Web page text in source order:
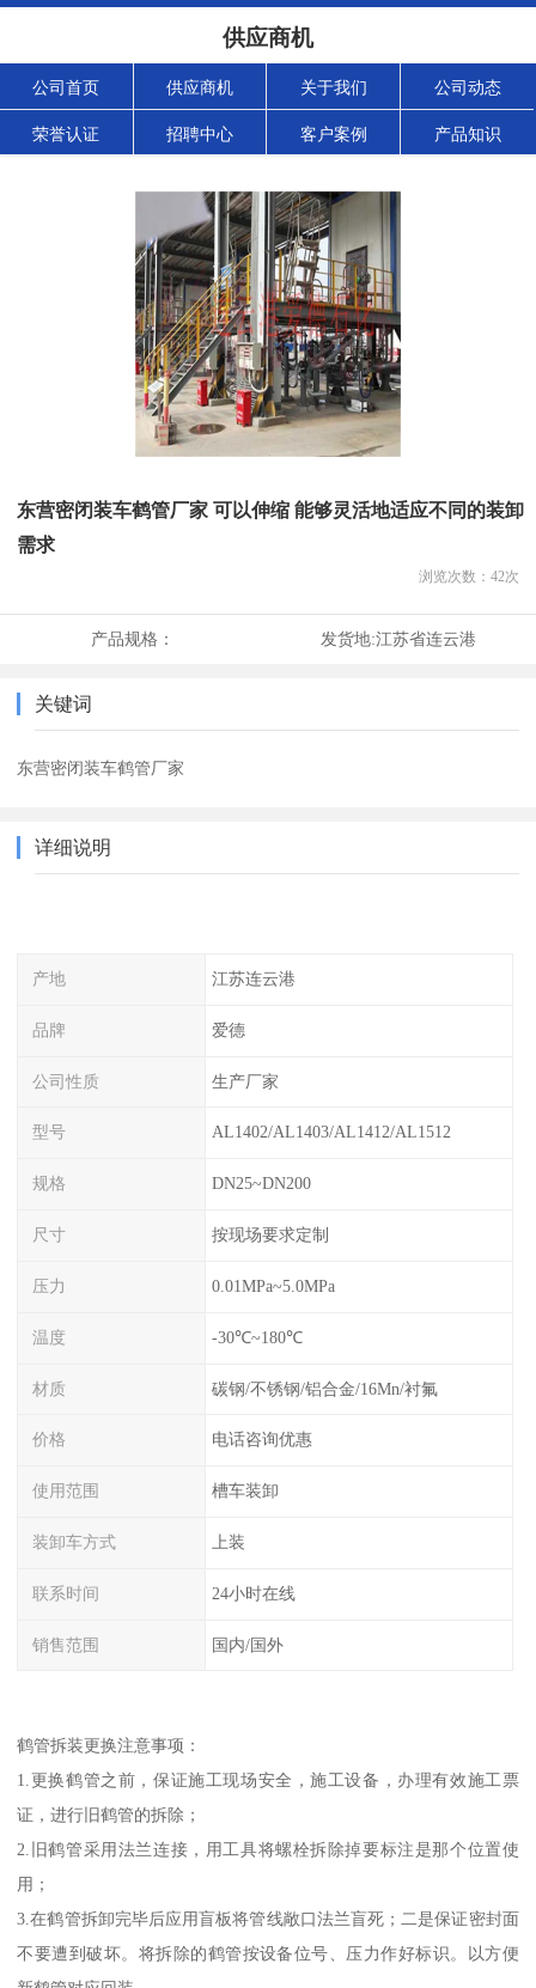
供应商机
公司首页 供应商机 关于我们 公司动态
荣誉认证 招聘中心 客户案例 产品知识
东营密闭装车鹤管厂家 可以伸缩 能够灵活地适应不同的装卸
需求
浏览次数： 42次
产品规格： 发货地:江苏省连云港
关键词
东营密闭装车鹤管厂家
详细说明
产地 江苏连云港
品牌 爱德
公司性质 生产厂家
型号 AL1402/AL1403/AL1412/AL1512
规格 DN25~DN200
尺寸 按现场要求定制
压力 0.01MPa~5.0MPa
温度 -30℃~180℃
材质 碳钢/不锈钢/铝合金/16Mn/衬氟
价格 电话咨询优惠
使用范围 槽车装卸
装卸车方式 上装
联系时间 24小时在线
销售范围 国内/国外
鹤管拆装更换注意事项：
1.更换鹤管之前，保证施工现场安全，施工设备，办理有效施工票
证，进行旧鹤管的拆除；
2.旧鹤管采用法兰连接，用工具将螺栓拆除掉要标注是那个位置使
用；
3.在鹤管拆卸完毕后应用盲板将管线敞口法兰盲死；二是保证密封面
不要遭到破坏。将拆除的鹤管按设备位号、压力作好标识。以方便